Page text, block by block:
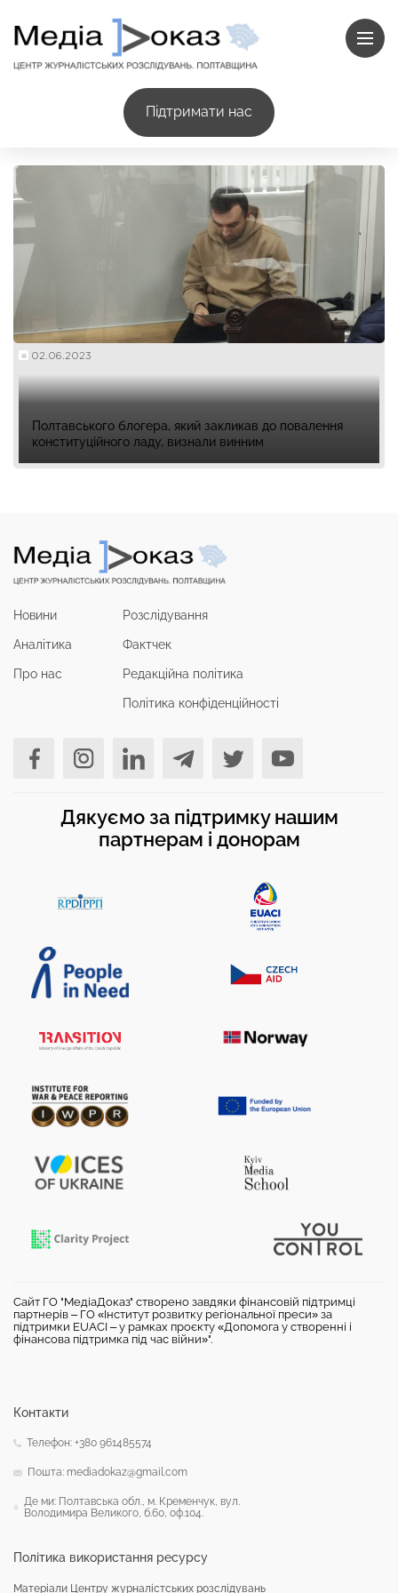
Підтримати нас
02.06.2023
Полтавського блогера, який закликав до повалення
конституційного ладу, визнали винним
Новини
Аналітика
Про нас
Розслідування
Фактчек
Редакційна політика
Політика конфіденційності
Дякуємо за підтримку нашим
партнерам і донорам
Сайт ГО "МедіаДоказ" створено завдяки фінансовій підтримці
партнерів – ГО «Інститут розвитку регіональної преси» за
підтримки EUACI – у рамках проєкту «Допомога у створенні і
фінансова підтримка під час війни»".
Політика використання ресурсу
Матеріали Центру журналістських розслідувань
Контакти
Телефон: +380 961485574
Пошта: mediadokaz@gmail.com
Де ми: Полтавська обл., м. Кременчук, вул.
Володимира Великого, б.60, оф.104.